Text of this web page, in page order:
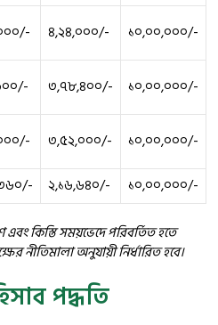
৪,২৪,০০০/-
১০,০০,০০০/-
৩,৭৮,৪০০/-
১০,০০,০০০/-
৩,৫২,০০০/-
১০,০০,০০০/-
২,১৬,৬৪০/- ১০,০০,০০০/-
এবং কিস্তি সময়ভেদে পরিবর্তিত হতে
নীতিমালা অনুযায়ী নির্ধারিত হবে।
পদ্ধতি